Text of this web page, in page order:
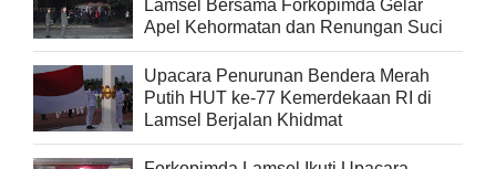
Lamsel Bersama Forkopimda Gelar
Apel Kehormatan dan Renungan Suci
Upacara Penurunan Bendera Merah
Putih HUT ke-77 Kemerdekaan RI di
Lamsel Berjalan Khidmat